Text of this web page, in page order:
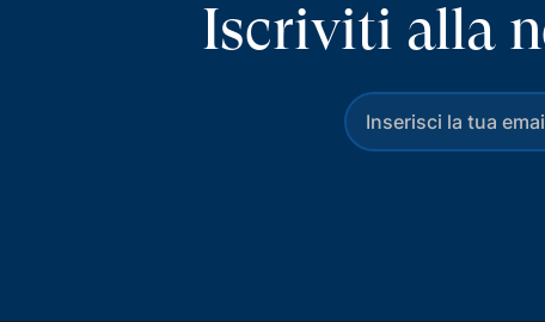
Iscriviti alla